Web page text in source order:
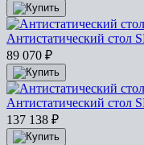
Антистатический стол
89 070 ₽
Антистатический стол
137 138 ₽